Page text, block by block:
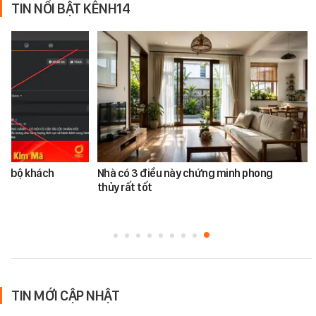
TIN NỔI BẬT KÊNH14
bộ khách
Nhà có 3 điều này chứng minh phong
thủy rất tốt
TIN MỚI CẬP NHẬT